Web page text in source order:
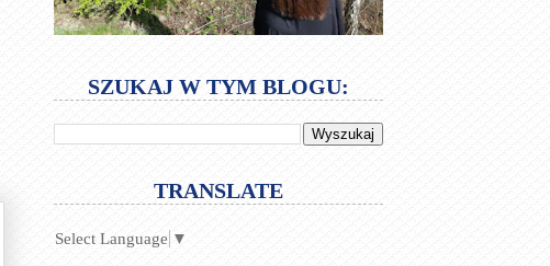
SZUKAJ W TYM BLOGU:
TRANSLATE
Select Language ▼